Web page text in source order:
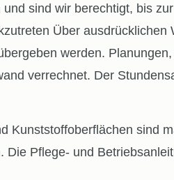
sind wir berechtigt, bis
Über ausdrücklichen
werden.
verrechnet. Der
Kunststoffoberflächen sind
Pflege- und